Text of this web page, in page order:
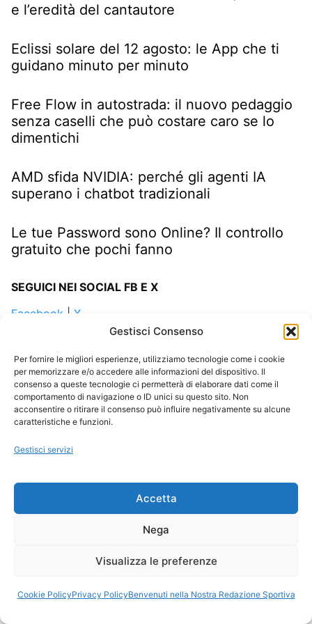
Gestisci Consenso
Per fornire le migliori esperienze, utilizziamo tecnologie come i cookie
per memorizzare e/o accedere alle informazioni del dispositivo. Il
consenso a queste tecnologie ci permetterà di elaborare dati come il
comportamento di navigazione o ID unici su questo sito. Non
acconsentire o ritirare il consenso può influire negativamente su alcune
caratteristiche e funzioni.
Gestisci servizi
Accetta
Nega
Visualizza le preferenze
Cookie PolicyPrivacy PolicyBenvenuti nella Nostra Redazione Sportiva
e l’eredità del cantautore
Eclissi solare del 12 agosto: le App che ti
guidano minuto per minuto
Free Flow in autostrada: il nuovo pedaggio
senza caselli che può costare caro se lo
dimentichi
AMD sfida NVIDIA: perché gli agenti IA
superano i chatbot tradizionali
Le tue Password sono Online? Il controllo
gratuito che pochi fanno
SEGUICI NEI SOCIAL FB E X
Facebook | X
Notizie Plus, sempre un passo in più
lavoro, perseveranza, apprendimento, studio,
sacrificio e, soprattutto, amore per ciò che fai o
Ti Senti Strano Ultimamente? Potrebbe Essere per